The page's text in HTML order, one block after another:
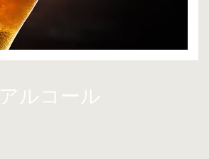
アルコール